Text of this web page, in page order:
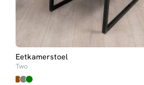
Eetkamerstoel
Two